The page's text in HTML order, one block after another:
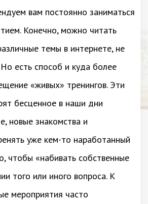
вам постоянно заниматься
Конечно, можно читать
темы в интернете, не
есть способ и куда более
«живых» тренингов. Эти
бесценное в наши дни
новые знакомства и
уже кем-то наработанный
чтобы «набивать собственные
того или иного вопроса. К
мероприятия часто